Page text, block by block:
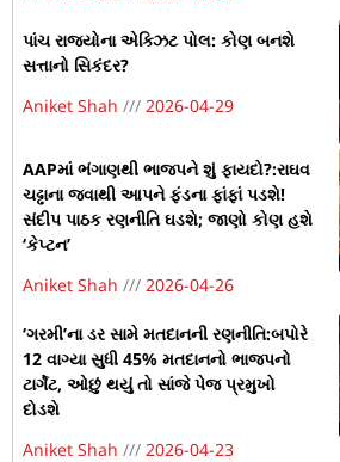
પાંચ રાજ્યોના એક્ઝિટ પોલ: કોણ બનશે
સત્તાનો સિકંદર?
Aniket Shah
2026-04-29
AAPમાં ભંગાણથી ભાજપને શું ફાયદો?:રાઘવ
ચઢ્ઢાના જવાથી આપને ફંડના ફાંફાં પડશે!
સંદીપ પાઠક રણનીતિ ઘડશે; જાણો કોણ હશે
‘કેપ્ટન’
Aniket Shah
2026-04-26
‘ગરમી’ના ડર સામે મતદાનની રણનીતિ:બપોરે
12 વાગ્યા સુધી 45% મતદાનનો ભાજપનો
ટાર્ગેટ, ઓછું થયું તો સાંજે પેજ પ્રમુખો
દોડશે
Aniket Shah
2026-04-23